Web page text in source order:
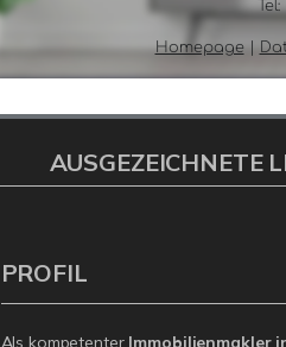
AUSGEZEICHNETE
PROFIL
Als kompetenter Immobilienmakler